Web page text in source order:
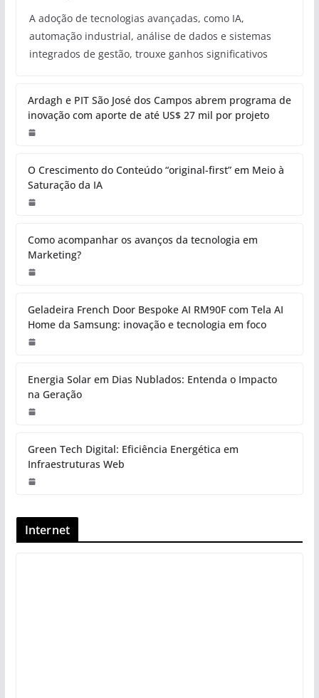
A adoção de tecnologias avançadas, como IA,
automação industrial, análise de dados e sistemas
integrados de gestão, trouxe ganhos significativos
Ardagh e PIT São José dos Campos abrem programa de
inovação com aporte de até US$ 27 mil por projeto
O Crescimento do Conteúdo “original-first” em Meio à
Saturação da IA
Como acompanhar os avanços da tecnologia em
Marketing?
Geladeira French Door Bespoke AI RM90F com Tela AI
Home da Samsung: inovação e tecnologia em foco
Energia Solar em Dias Nublados: Entenda o Impacto
na Geração
Green Tech Digital: Eficiência Energética em
Infraestruturas Web
Internet